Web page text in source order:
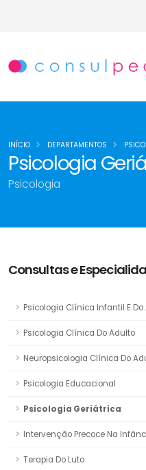
Psicologia
Psicologia
INÍCIO DEPARTAMENTOS
Consultas e
Psicologia Clínica Infantil E
Psicologia Clínica Do Adulto
Neuropsicologia Clínica Do
Psicologia Educacional
Psicologia Geriátrica
Intervenção Precoce Na
Terapia Do Luto